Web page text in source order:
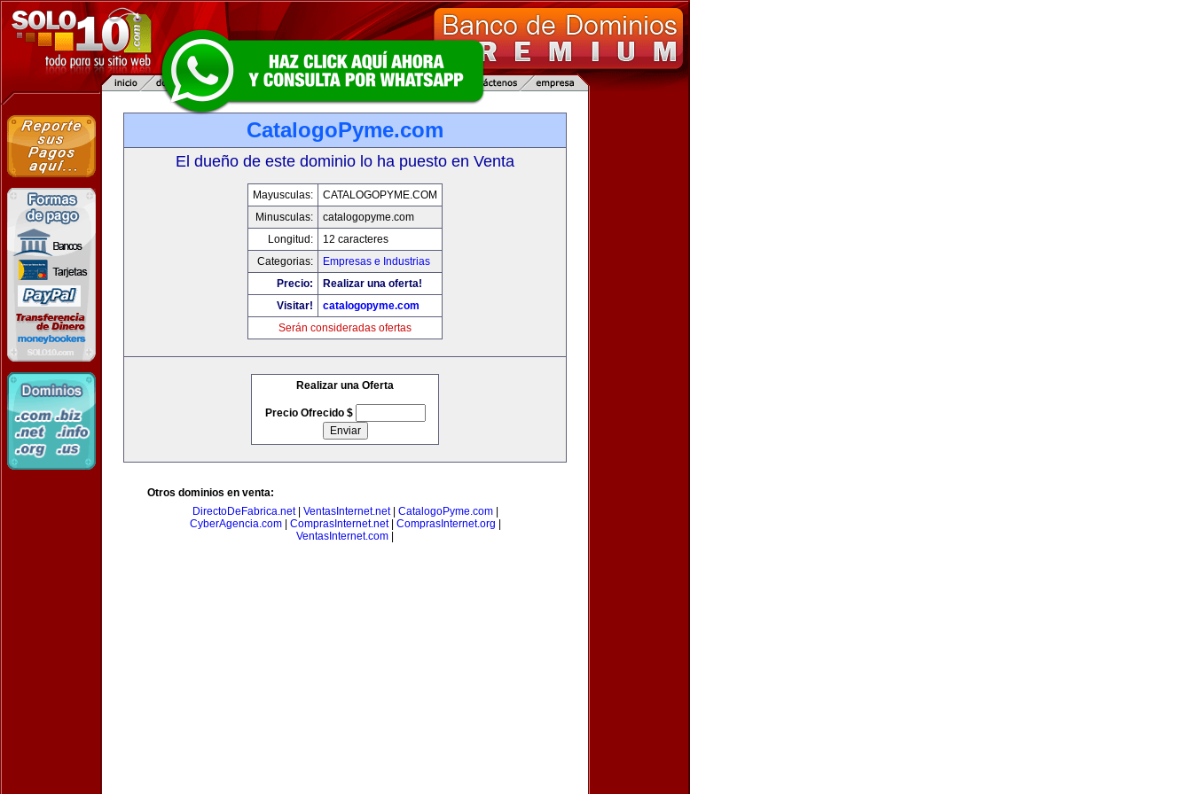
CatalogoPyme.com
El dueño de este dominio lo ha puesto en Venta
Mayusculas:
CATALOGOPYME.COM
Minusculas:
catalogopyme.com
Longitud:
12 caracteres
Categorias:
Empresas e Industrias
Precio:
Realizar una oferta!
Visitar!
catalogopyme.com
Serán consideradas ofertas
Realizar una Oferta
Precio Ofrecido $
Otros dominios en venta:
DirectoDeFabrica.net| VentasInternet.net| CatalogoPyme.com|
CyberAgencia.com| ComprasInternet.net| ComprasInternet.org
VentasInternet.com